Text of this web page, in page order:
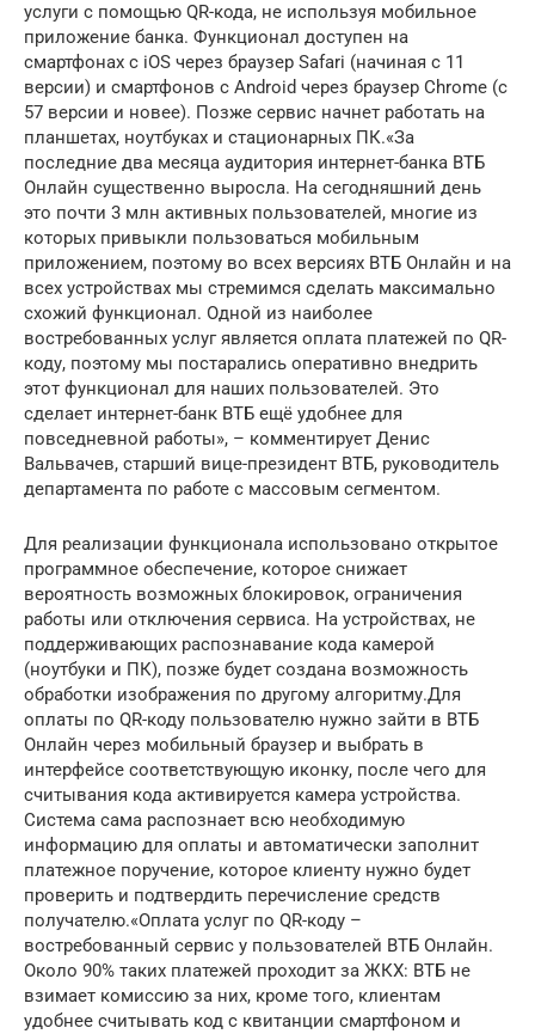
услуги с помощью QR-кода, не используя мобильное
приложение банка. Функционал доступен на
смартфонах с iOS через браузер Safari (начиная с 11
версии) и смартфонов с Android через браузер Chrome (с
57 версии и новее). Позже сервис начнет работать на
планшетах, ноутбуках и стационарных ПК.«За
последние два месяца аудитория интернет-банка ВТБ
Онлайн существенно выросла. На сегодняшний день
это почти 3 млн активных пользователей, многие из
которых привыкли пользоваться мобильным
приложением, поэтому во всех версиях ВТБ Онлайн и на
всех устройствах мы стремимся сделать максимально
схожий функционал. Одной из наиболее
востребованных услуг является оплата платежей по QR-
коду, поэтому мы постарались оперативно внедрить
этот функционал для наших пользователей. Это
сделает интернет-банк ВТБ ещё удобнее для
повседневной работы», – комментирует Денис
Вальвачев, старший вице-президент ВТБ, руководитель
департамента по работе с массовым сегментом.
Для реализации функционала использовано открытое
программное обеспечение, которое снижает
вероятность возможных блокировок, ограничения
работы или отключения сервиса. На устройствах, не
поддерживающих распознавание кода камерой
(ноутбуки и ПК), позже будет создана возможность
обработки изображения по другому алгоритму.Для
оплаты по QR-коду пользователю нужно зайти в ВТБ
Онлайн через мобильный браузер и выбрать в
интерфейсе соответствующую иконку, после чего для
считывания кода активируется камера устройства.
Система сама распознает всю необходимую
информацию для оплаты и автоматически заполнит
платежное поручение, которое клиенту нужно будет
проверить и подтвердить перечисление средств
получателю.«Оплата услуг по QR-коду –
востребованный сервис у пользователей ВТБ Онлайн.
Около 90% таких платежей проходит за ЖКХ: ВТБ не
взимает комиссию за них, кроме того, клиентам
удобнее считывать код с квитанции смартфоном и